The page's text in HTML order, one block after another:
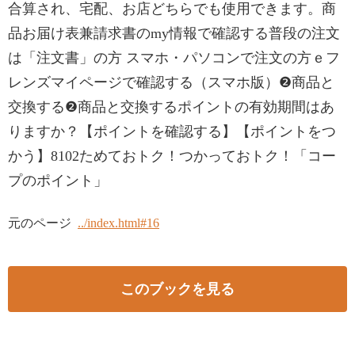
合算され、宅配、お店どちらでも使用できます。商
品お届け表兼請求書のmy情報で確認する普段の注文
は「注文書」の方 スマホ・パソコンで注文の方ｅフ
レンズマイページで確認する（スマホ版）❷商品と
交換する❷商品と交換するポイントの有効期間はあ
りますか？【ポイントを確認する】【ポイントをつ
かう】8102ためておトク！つかっておトク！「コー
プのポイント」
元のページ ../index.html#16
このブックを見る